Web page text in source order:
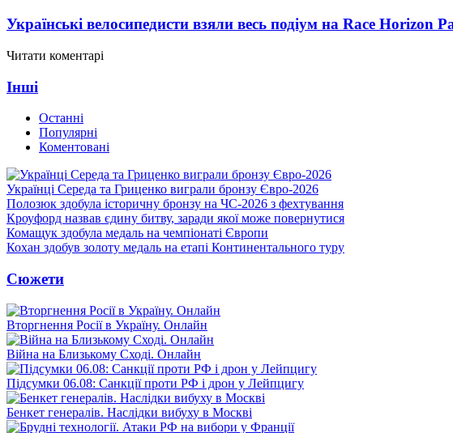
Українські велосипедисти взяли весь подіум на Race Horizon
Читати коментарі
Інші
Останні
Популярні
Коментовані
Українці Середа та Гриценко виграли бронзу Євро-2026
Полозюк здобула історичну бронзу на ЧС-2026 з фехтування
Кроуфорд назвав єдину битву, заради якої може повернутися
Комащук здобула медаль на чемпіонаті Європи
Кохан здобув золоту медаль на етапі Континентального туру
Сюжети
Вторгнення Росії в Україну. Онлайн
Війна на Близькому Сході. Онлайн
Підсумки 06.08: Санкції проти РФ і дрон у Лейпцигу
Бенкет генералів. Наслідки вибуху в Москві